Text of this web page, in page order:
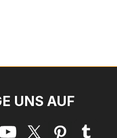
UNS AUF